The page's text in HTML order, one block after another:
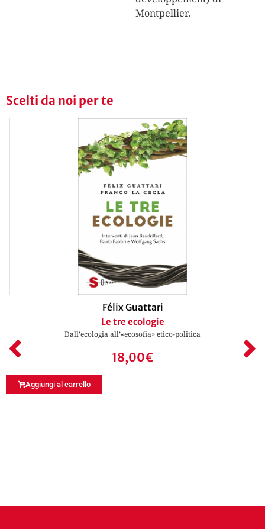
Montpellier.
Scelti da noi per te
Félix Guattari
Le tre ecologie
Dall’ecologia all’«ecosofia» etico-politica
18,00€
Aggiungi al carrello